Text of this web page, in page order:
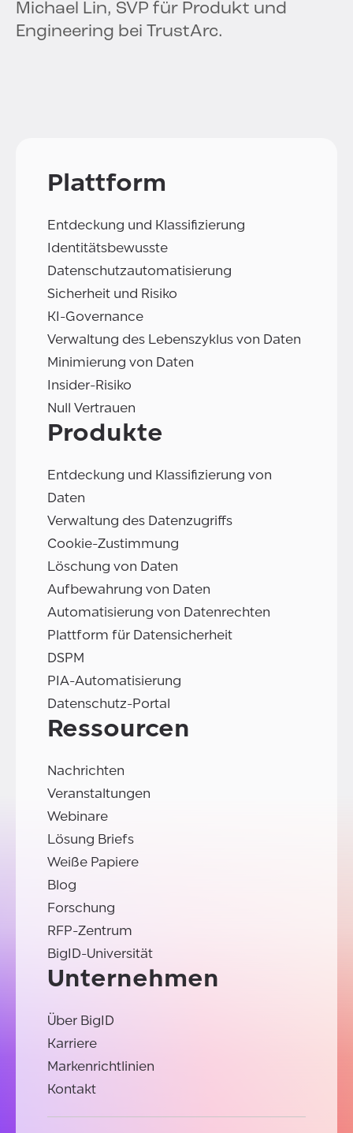
Michael Lin, SVP für Produkt und
Engineering bei TrustArc.
Plattform
Entdeckung und Klassifizierung
Identitätsbewusste
Datenschutzautomatisierung
Sicherheit und Risiko
KI-Governance
Verwaltung des Lebenszyklus von Daten
Minimierung von Daten
Insider-Risiko
Null Vertrauen
Produkte
Entdeckung und Klassifizierung von
Daten
Verwaltung des Datenzugriffs
Cookie-Zustimmung
Löschung von Daten
Aufbewahrung von Daten
Automatisierung von Datenrechten
Plattform für Datensicherheit
DSPM
PIA-Automatisierung
Datenschutz-Portal
Ressourcen
Nachrichten
Veranstaltungen
Webinare
Lösung Briefs
Weiße Papiere
Blog
Forschung
RFP-Zentrum
BigID-Universität
Unternehmen
Über BigID
Karriere
Markenrichtlinien
Kontakt